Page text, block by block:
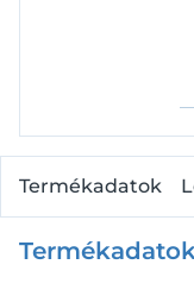
Termékadatok